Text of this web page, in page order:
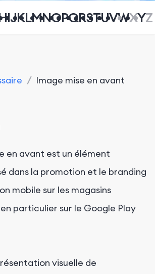
IJKLMNOPQRSTUVWXYZ
/ Image mise en avant
en avant est un élément
dans la promotion et le branding
mobile sur les magasins
particulier sur le Google Play
visuelle de